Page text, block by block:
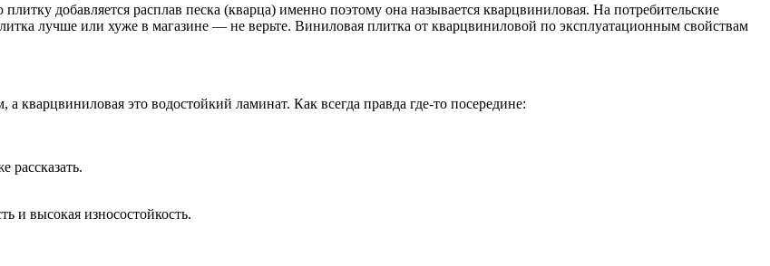
добавляется расплав песка (кварца) именно поэтому она называется кварцвиниловая. На потребительские
лучше или хуже в магазине — не верьте. Виниловая плитка от кварцвиниловой по эксплуатационным свойствам
кварцвиниловая это водостойкий ламинат. Как всегда правда где-то посередине:
рассказать.
и высокая износостойкость.